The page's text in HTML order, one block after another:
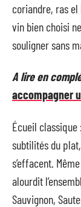
coriandre, ras el
vin bien choisi
souligner sans
A lire en
accompagner
Écueil
subtilités du
s’effacent.
alourdit
Sauvignon,